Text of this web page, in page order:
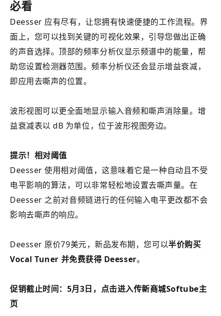
必看
Deesser 应有尽有，让您拥有快速便捷的工作流程。界
面上，您可以找到关键的可视化效果，引导您做出正确
的声音选择。顶部的频率分析仪显示频谱中的能量，帮
助您设置检测器范围。频率分析仪还会显示增益衰减，
即应用去嘶声的位置。
波形视图可以更全面地显示输入音频和嘶声消除量。增
益衰减表以 dB 为单位，位于波形视图旁边。
提示！相对阈值
Deesser 使用相对阈值，这意味着它是一种自动且不受
电平影响的算法，可以非常轻松地设置去嘶声量。在
Deesser 之前对音频链进行的任何输入电平更改都不会
影响去嘶声的响应。
Deesser 原价79美元，新品发布期，您可以半价购买
Vocal Tuner 并免费获得 Deesser。
促销截止时间：5月3日，点击进入传新商城Softube主
页